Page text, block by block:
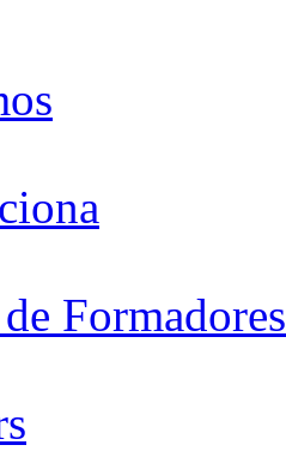
Formadores